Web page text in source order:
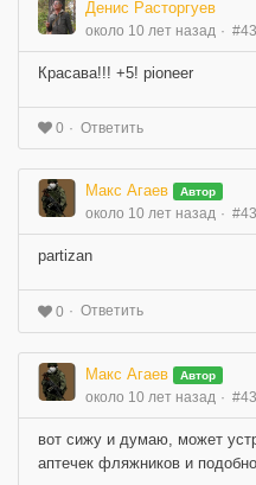
Денис Расторгуев
около 10 лет назад
Красава!!! +5! pioneer
0 Ответить
Макс Агаев Автор
около 10 лет назад
partizan
0 Ответить
Макс Агаев Автор
около 10 лет назад
вот сижу и думаю, может
аптечек фляжников и